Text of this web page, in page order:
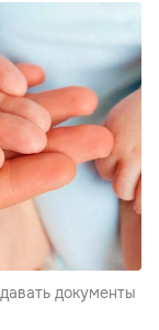
документы